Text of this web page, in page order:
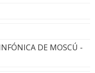
DE MOSCÚ -